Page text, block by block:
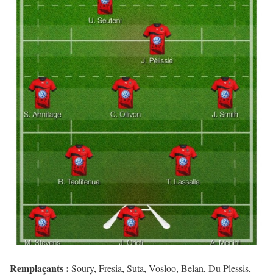
Remplaçants : Soury, Fresia, Suta, Vosloo, Belan, Du Plessis,